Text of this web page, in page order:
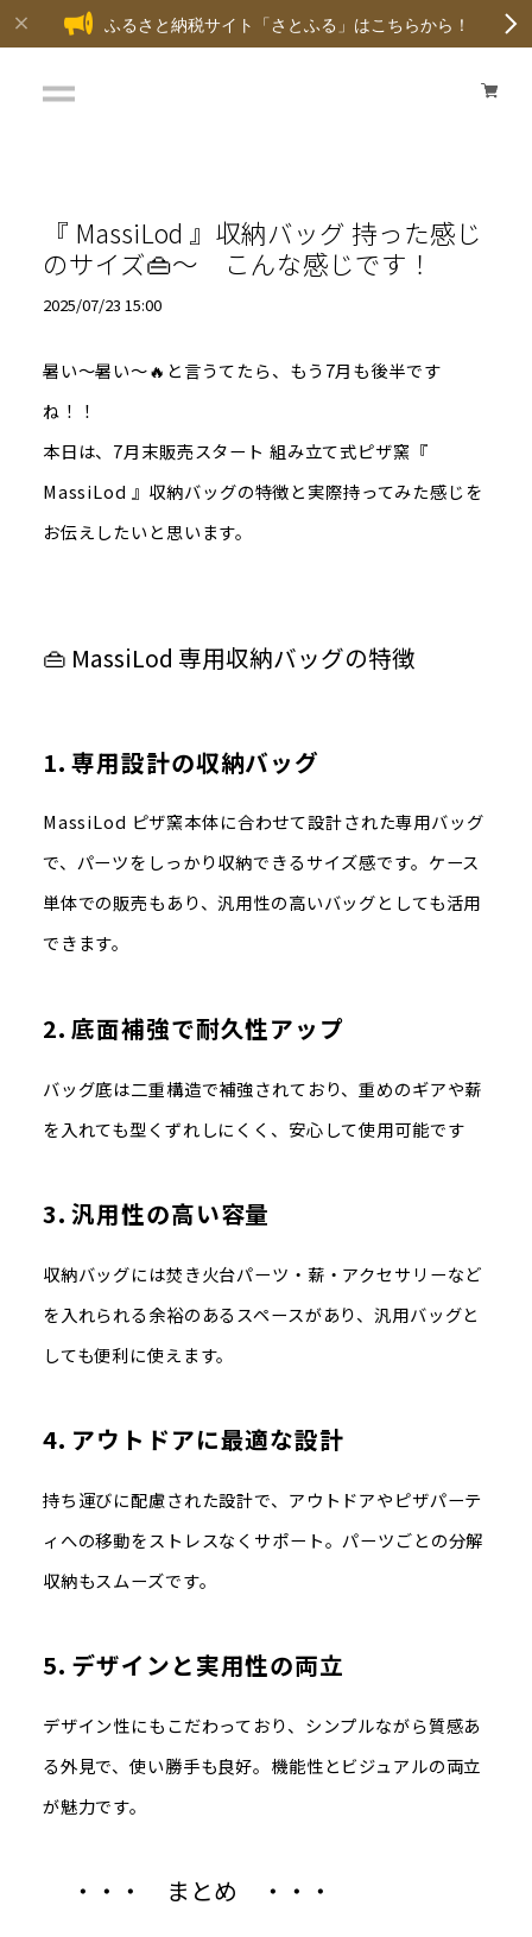
ふるさと納税サイト「さとふる」はこちらから！
『 MassiLod 』収納バッグ 持った感じ
のサイズ👜～ こんな感じです！
2025/07/23 15:00
暑い～暑い～🔥と言うてたら、もう7月も後半です
ね！！
本日は、7月末販売スタート 組み立て式ピザ窯『
MassiLod 』収納バッグの特徴と実際持ってみた感じを
お伝えしたいと思います。
👜 MassiLod 専用収納バッグの特徴
1.専用設計の収納バッグ
MassiLod ピザ窯本体に合わせて設計された専用バッグ
で、パーツをしっかり収納できるサイズ感です。ケース
単体での販売もあり、汎用性の高いバッグとしても活用
できます。
2.底面補強で耐久性アップ
バッグ底は二重構造で補強されており、重めのギアや薪
を入れても型くずれしにくく、安心して使用可能です
3.汎用性の高い容量
収納バッグには焚き火台パーツ・薪・アクセサリーなど
を入れられる余裕のあるスペースがあり、汎用バッグと
しても便利に使えます。
4. アウトドアに最適な設計
持ち運びに配慮された設計で、アウトドアやピザパーテ
ィへの移動をストレスなくサポート。パーツごとの分解
収納もスムーズです。
5. デザインと実用性の両立
デザイン性にもこだわっており、シンプルながら質感あ
る外見で、使い勝手も良好。機能性とビジュアルの両立
が魅力です。
・・・ まとめ ・・・